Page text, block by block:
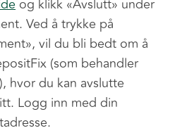
og klikk «Avslutt» under
Ved å trykke på
vil du bli bedt om å
(som behandler
hvor du kan avslutte
Logg inn med din